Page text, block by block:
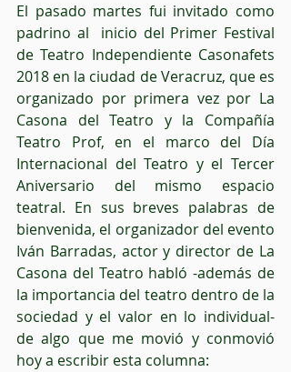
El pasado martes fui invitado como
padrino al  inicio del Primer Festival
de Teatro Independiente Casonafets
2018 en la ciudad de Veracruz, que es
organizado por primera vez por La
Casona del Teatro y la Compañía
Teatro Prof, en el marco del Día
Internacional del Teatro y el Tercer
Aniversario del mismo espacio
teatral. En sus breves palabras de
bienvenida, el organizador del evento
Iván Barradas, actor y director de La
Casona del Teatro habló -además de
la importancia del teatro dentro de la
sociedad y el valor en lo individual-
de algo que me movió y conmovió
hoy a escribir esta columna: